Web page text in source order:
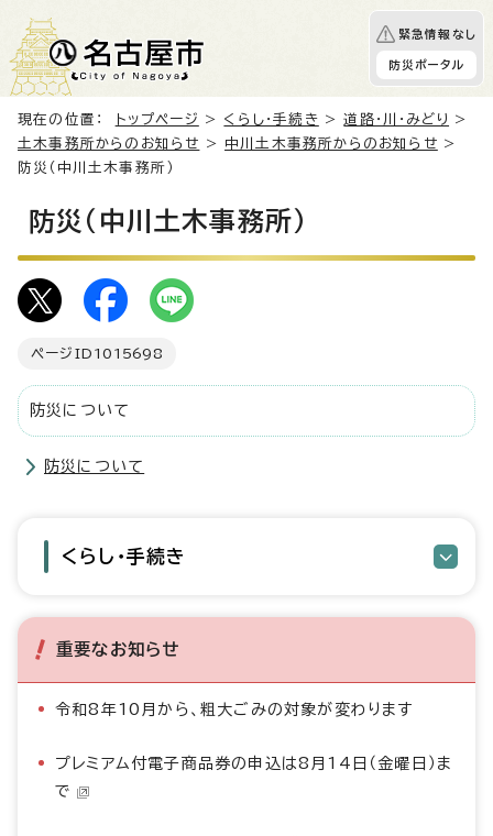
緊急情報なし
防災ポータル
現在の位置： トップページ > くらし・手続き >道路・川・みどり
>
土木事務所からのお知らせ
> 中川土木事務所からのお知らせ >
防災（中川土木事務所）
防災（中川土木事務所）
ページID 1015698
防災について
防災について
くらし・手続き
重要なお知らせ
令和8年10月から、粗大ごみの対象が変わります
プレミアム付電子商品券の申込は8月14日（金曜日）ま
で